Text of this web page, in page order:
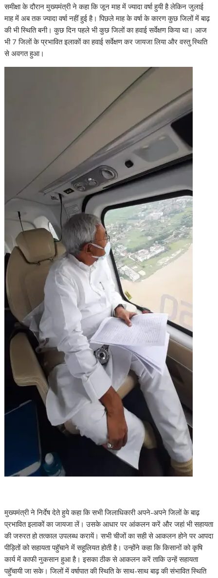
समीक्षा के दौरान मुख्यमंत्री ने कहा कि जून माह में ज्यादा वर्षा हुयी है लेकिन जुलाई
माह में अब तक ज्यादा वर्षा नहीं हुई है। पिछले माह के वर्षा के कारण कुछ जिलों में बाढ़
की भी स्थिति बनी। कुछ दिन पहले भी कुछ जिलों का हवाई सर्वेक्षण किया था। आज
भी 7 जिलों के प्रभावित इलाकों का हवाई सर्वेक्षण कर जायजा लिया और वस्तु स्थिति
से अवगत हुआ।
मुख्यमंत्री ने निर्देष देते हुये कहा कि सभी जिलाधिकारी अपने-अपने जिलों के बाढ़
प्रभावित इलाकों का जायजा लें। उसके आधार पर आंकलन करें और जहां भी सहायता
की जरुरत हो तत्काल उपलब्ध करायें। सभी चीजों का सही से आकलन होने पर आपदा
पीड़ितों को सहायता पहुॅचाने में सहूलियत होती है। उन्होंने कहा कि किसानों को कृषि
कार्य में काफी नुकसान हुआ है। इसका ठीक से आकलन करें ताकि उन्हें सहायता
पहुॅचायी जा सके। जिलों में वर्षापात की स्थिति के साथ-साथ बाढ़ की संभावित स्थिति